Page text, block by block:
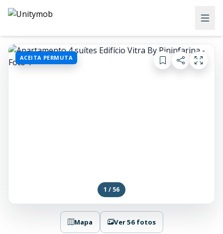
ACEITA PERMUTA
1 / 56
Mapa Ver 56 fotos